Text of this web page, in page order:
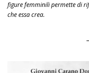
figure femminili permette di
che essa crea.